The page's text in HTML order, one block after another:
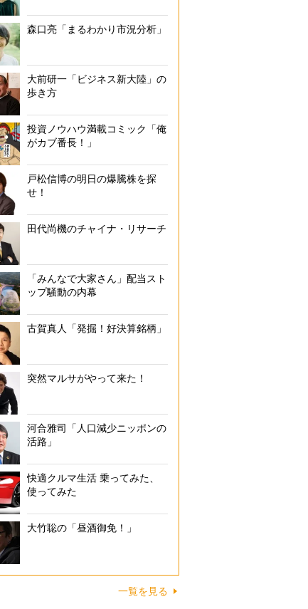
森口亮「まるわかり市況分析」
大前研一「ビジネス新大陸」の
歩き方
投資ノウハウ満載コミック「俺
がカブ番長！」
戸松信博の明日の爆騰株を探
せ！
田代尚機のチャイナ・リサーチ
「みんなで大家さん」配当スト
ップ騒動の内幕
古賀真人「発掘！好決算銘柄」
突然マルサがやって来た！
河合雅司「人口減少ニッポンの
活路」
快適クルマ生活 乗ってみた、
使ってみた
大竹聡の「昼酒御免！」
一覧を見る